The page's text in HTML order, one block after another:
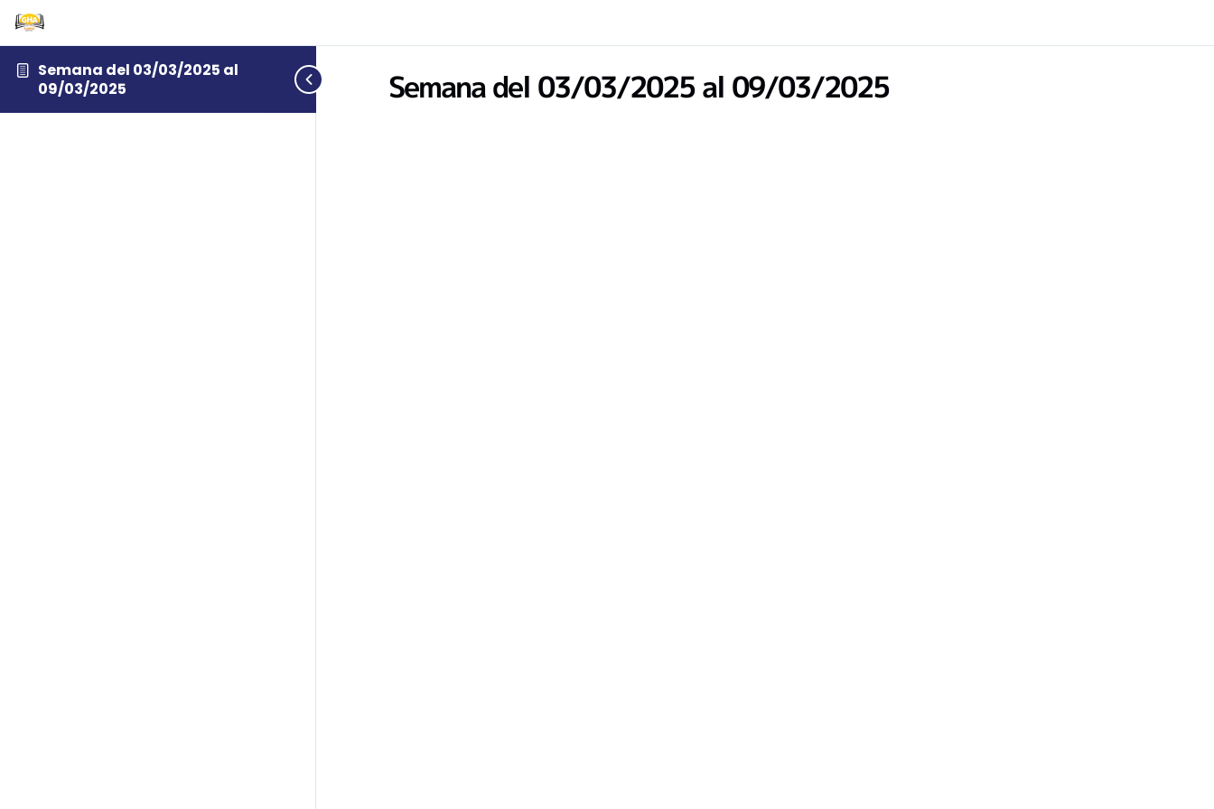
Semana del 03/03/2025 al
09/03/2025
Semana del 03/03/2025 al 09/03/2025